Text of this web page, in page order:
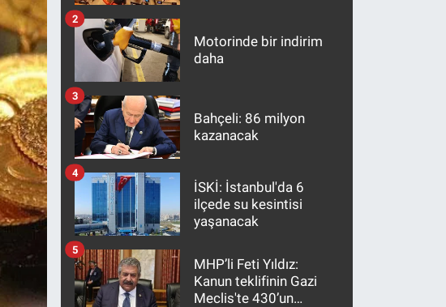
Motorinde bir indirim
daha
2
Bahçeli: 86 milyon
kazanacak
3
İSKİ: İstanbul'da 6
ilçede su kesintisi
yaşanacak
4
MHP’li Feti Yıldız:
Kanun teklifinin Gazi
Meclis'te 430’un
5